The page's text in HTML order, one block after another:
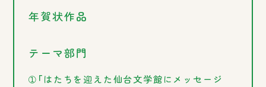
年賀状作品
テーマ部門
➀「はたちを迎えた仙台文学館にメッセージ